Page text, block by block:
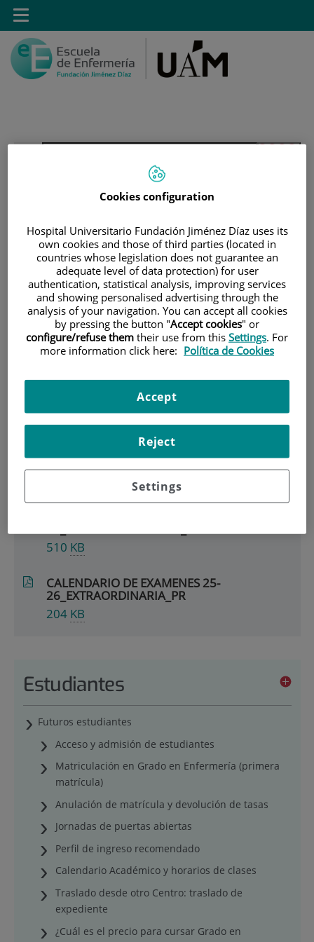
Saltar al contenido
Saltar
Toggle
navigation
|ESTUDIANTES MATRICULADOS EN GRADO EN
ENFERMERÍA
CALENDARIOS DE EXÁMENES
|CAMPUS FUNDACIÓN JIMÉNEZ DÍAZ
Campus Fundación
Jiménez Díaz
CALENDARIO DE EXAMENES
ORDINARIA (enero) 25-26 PRIMER
SEMESTRE PINTOR ROSALES
510 KB
CALENDARIO DE EXAMENES 25-
26_EXTRAORDINARIA_PR
204 KB
Estudiantes
Futuros estudiantes
Acceso y admisión de estudiantes
Matriculación en Grado en Enfermería (primera
matrícula)
Anulación de matrícula y devolución de tasas
Jornadas de puertas abiertas
Perfil de ingreso recomendado
Calendario Académico y horarios de clases
Traslado desde otro Centro: traslado de
expediente
¿Cuál es el precio para cursar Grado en
Cookies configuration
Hospital Universitario Fundación Jiménez Díaz uses its
own cookies and those of third parties (located in
countries whose legislation does not guarantee an
adequate level of data protection) for user
authentication, statistical analysis, improving services
and showing personalised advertising through the
analysis of your navigation. You can accept all cookies
by pressing the button "Accept cookies" or
configure/refuse them their use from this Settings. For
more information click here: Política de Cookies
Settings
Reject
Accept